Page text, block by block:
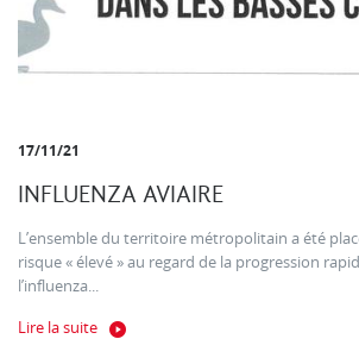
17/11/21
INFLUENZA AVIAIRE
L’ensemble du territoire métropolitain a été
risque « élevé » au regard de la progression
l’influenza...
Lire la suite